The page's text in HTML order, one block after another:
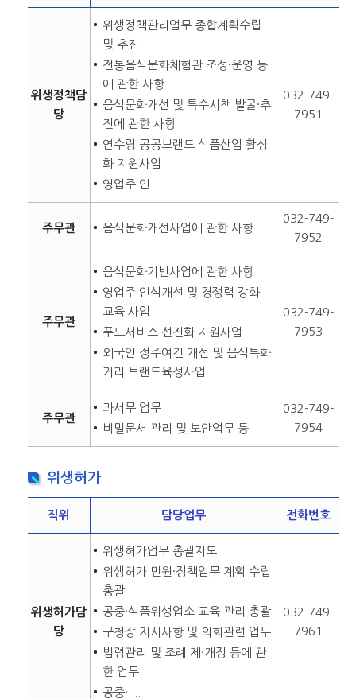
위생정책담
당
위생정책관리업무 종합계획수립
및 추진
전통음식문화체험관 조성·운영 등
에 관한 사항
음식문화개선 및 특수시책 발굴·추
진에 관한 사항
연수랑 공공브랜드 식품산업 활성
화 지원사업
영업주 인...
032-749-
7951
주무관 음식문화개선사업에 관한 사항
032-749-
7952
주무관
음식문화기반사업에 관한 사항
영업주 인식개선 및 경쟁력 강화
교육 사업
푸드서비스 선진화 지원사업
외국인 정주여건 개선 및 음식특화
거리 브랜드육성사업
032-749-
7953
주무관
과서무 업무
비밀문서 관리 및 보안업무 등
032-749-
7954
위생허가
직위 담당업무 전화번호
위생허가담
당
위생허가업무 총괄지도
위생허가 민원·정책업무 계획 수립
총괄
공중·식품위생업소 교육 관리 총괄
구청장 지시사항 및 의회관련 업무
법령관리 및 조례 제·개정 등에 관
한 업무
공중·....
032-749-
7961